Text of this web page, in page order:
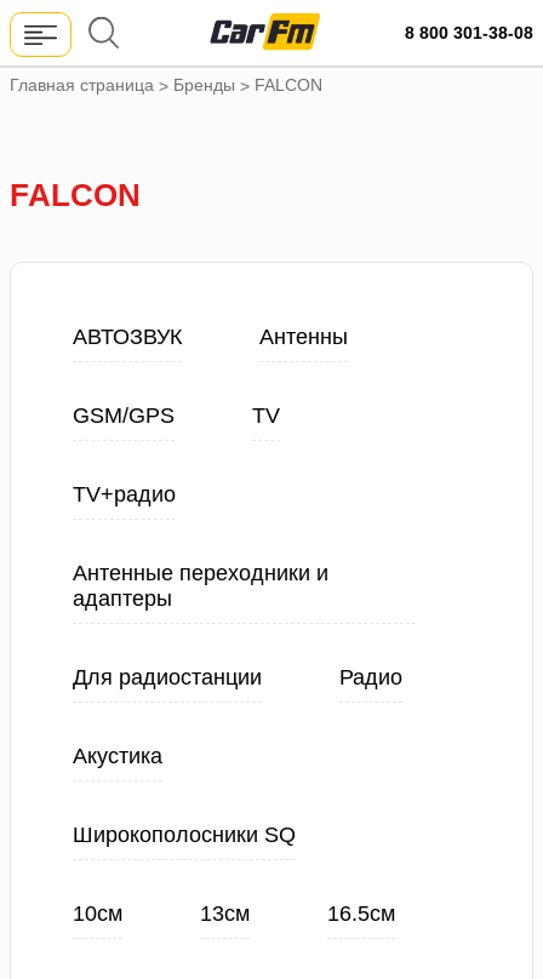
8 800 301-38-08
Главная страница > Бренды > FALCON
FALCON
АВТОЗВУК Антенны
GSM/GPS TV
TV+радио
Антенные переходники и
адаптеры
Для радиостанции Радио
Акустика
Широкополосники SQ
10см 13см 16.5см